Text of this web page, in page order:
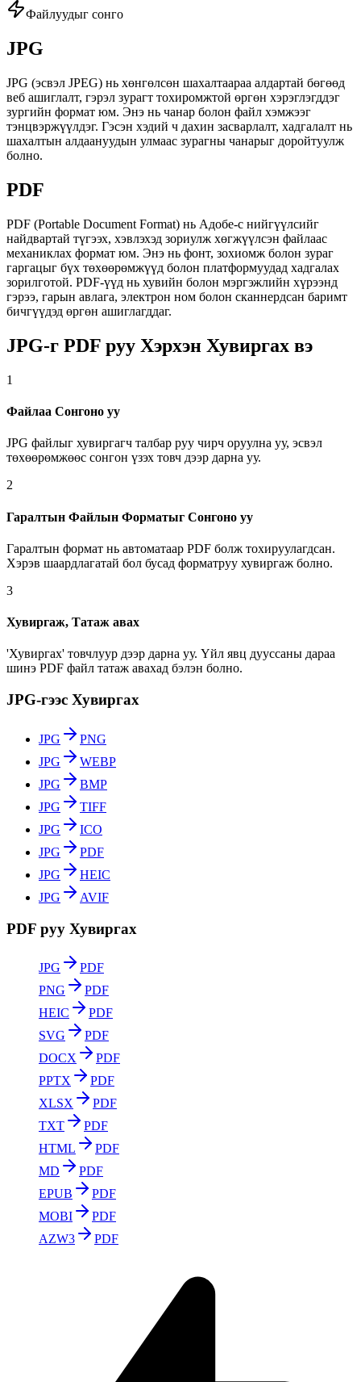
Файлуудыг сонго
JPG
JPG (эсвэл JPEG) нь хөнгөлсөн шахалтаараа алдартай бөгөөд
веб ашиглалт, гэрэл зурагт тохиромжтой өргөн хэрэглэгддэг
зургийн формат юм. Энэ нь чанар болон файл хэмжээг
тэнцвэржүүлдэг. Гэсэн хэдий ч дахин засварлалт, хадгалалт нь
шахалтын алдаануудын улмаас зурагны чанарыг доройтуулж
болно.
PDF
PDF (Portable Document Format) нь Адобе-с нийгүүлсийг
найдвартай түгээх, хэвлэхэд зориулж хөгжүүлсэн файлаас
механиклах формат юм. Энэ нь фонт, зохиомж болон зураг
гаргацыг бүх төхөөрөмжүүд болон платформуудад хадгалах
зорилготой. PDF-үүд нь хувийн болон мэргэжлийн хүрээнд
гэрээ, гарын авлага, электрон ном болон сканнердсан баримт
бичгүүдэд өргөн ашиглагддаг.
JPG-г PDF руу Хэрхэн Хувиргах вэ
1
Файлаа Сонгоно уу
JPG файлыг хувиргагч талбар руу чирч оруулна уу, эсвэл
төхөөрөмжөөс сонгон үзэх товч дээр дарна уу.
2
Гаралтын Файлын Форматыг Сонгоно уу
Гаралтын формат нь автоматаар PDF болж тохируулагдсан.
Хэрэв шаардлагатай бол бусад форматруу хувиргаж болно.
3
Хувиргаж, Татаж авах
'Хувиргах' товчлуур дээр дарна уу. Үйл явц дууссаны дараа
шинэ PDF файл татаж авахад бэлэн болно.
JPG-гээс Хувиргах
JPG
PNG
JPG
WEBP
JPG
BMP
JPG
TIFF
JPG
ICO
JPG
PDF
JPG
HEIC
JPG
AVIF
PDF руу Хувиргах
JPG
PDF
PNG
PDF
HEIC
PDF
SVG
PDF
DOCX
PDF
PPTX
PDF
XLSX
PDF
TXT
PDF
HTML
PDF
MD
PDF
EPUB
PDF
MOBI
PDF
AZW3
PDF